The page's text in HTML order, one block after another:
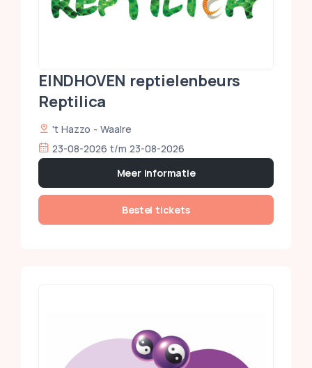
EINDHOVEN reptielenbeurs
Reptilica
't Hazzo - Waalre
23-08-2026 t/m 23-08-2026
Meer informatie
Bestel tickets